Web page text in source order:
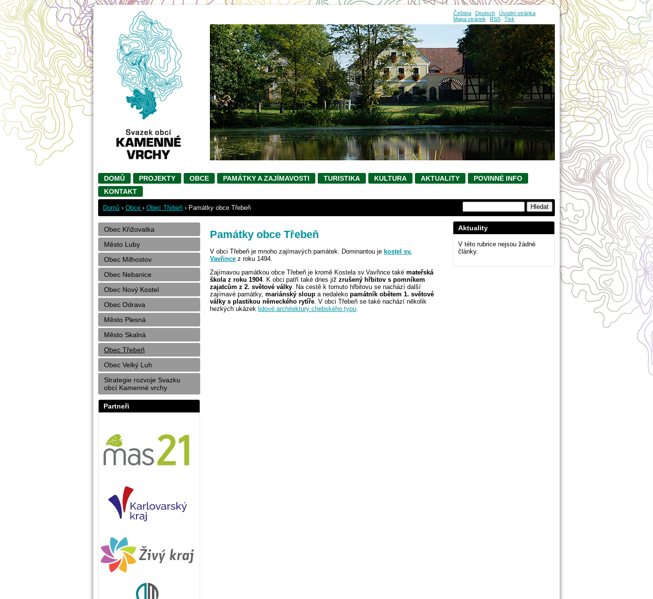
DOMŮ PROJEKTY OBCE PAMÁTKY A ZAJÍMAVOSTI TURISTIKA KULTURA AKTUALITY
POVINNÉ INFO
KONTAKT
Domů › Obce › Obec Třebeň › Památky obce Třebeň
Památky obce Třebeň
V obci Třebeň je mnoho zajímavých památek. Dominantou je kostel sv.
Vavřince z roku 1494.
Zajímavou památkou obce Třebeň je kromě Kostela sv.Vavřince také mateřská
škola z roku 1904. K obci patří také dnes již zrušený hřbitov s pomníkem
zajatcům z 2. světové války. Na cestě k tomuto hřbitovu se nachází další
zajímavé památky, mariánský sloup a nedaleko památník obětem 1. světové
války s plastikou německého rytíře. V obci Třebeň se také nachází několik
hezkých ukázek lidové architektury chebského typu.
Obec Křižovatka
Město Luby
Obec Milhostov
Obec Nebanice
Obec Nový Kostel
Obec Odrava
Město Plesná
Město Skalná
Obec Třebeň
Obec Velký Luh
Strategie rozvoje Svazku
obcí Kamenné vrchy
Partneři
Aktuality
V této rubrice nejsou žádné
články.
Čeština Deutsch
Úvodní stránka
Mapa stránek
RSS Tisk